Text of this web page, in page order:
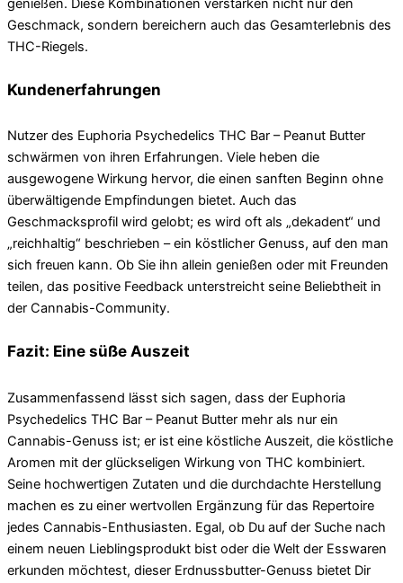
genießen. Diese Kombinationen verstärken nicht nur den
Geschmack, sondern bereichern auch das Gesamterlebnis des
THC-Riegels.
Kundenerfahrungen
Nutzer des Euphoria Psychedelics THC Bar – Peanut Butter
schwärmen von ihren Erfahrungen. Viele heben die
ausgewogene Wirkung hervor, die einen sanften Beginn ohne
überwältigende Empfindungen bietet. Auch das
Geschmacksprofil wird gelobt; es wird oft als „dekadent“ und
„reichhaltig“ beschrieben – ein köstlicher Genuss, auf den man
sich freuen kann. Ob Sie ihn allein genießen oder mit Freunden
teilen, das positive Feedback unterstreicht seine Beliebtheit in
der Cannabis-Community.
Fazit: Eine süße Auszeit
Zusammenfassend lässt sich sagen, dass der Euphoria
Psychedelics THC Bar – Peanut Butter mehr als nur ein
Cannabis-Genuss ist; er ist eine köstliche Auszeit, die köstliche
Aromen mit der glückseligen Wirkung von THC kombiniert.
Seine hochwertigen Zutaten und die durchdachte Herstellung
machen es zu einer wertvollen Ergänzung für das Repertoire
jedes Cannabis-Enthusiasten. Egal, ob Du auf der Suche nach
einem neuen Lieblingsprodukt bist oder die Welt der Esswaren
erkunden möchtest, dieser Erdnussbutter-Genuss bietet Dir